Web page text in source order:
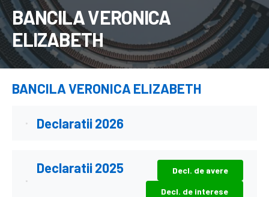
BANCILA VERONICA
ELIZABETH
BANCILA VERONICA ELIZABETH
Declaratii 2026
Declaratii 2025 Decl. de avere
Decl. de interese